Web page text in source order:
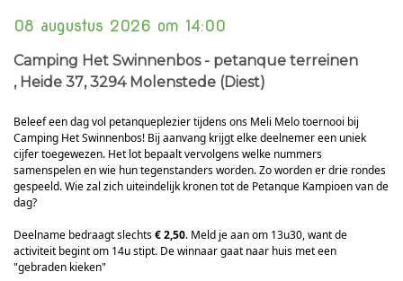
08 augustus 2026 om 14:00
Camping Het Swinnenbos - petanque terreinen
, Heide 37, 3294 Molenstede (Diest)
Beleef een dag vol petanqueplezier tijdens ons Meli Melo toernooi bij
Camping Het Swinnenbos! Bij aanvang krijgt elke deelnemer een uniek
cijfer toegewezen. Het lot bepaalt vervolgens welke nummers
samenspelen en wie hun tegenstanders worden. Zo worden er drie rondes
gespeeld. Wie zal zich uiteindelijk kronen tot de Petanque Kampioen van de
dag?
Deelname bedraagt slechts€ 2,50. Meld je aan om 13u30, want de
activiteit begint om 14u stipt. De winnaar gaat naar huis met een
"gebraden kieken"